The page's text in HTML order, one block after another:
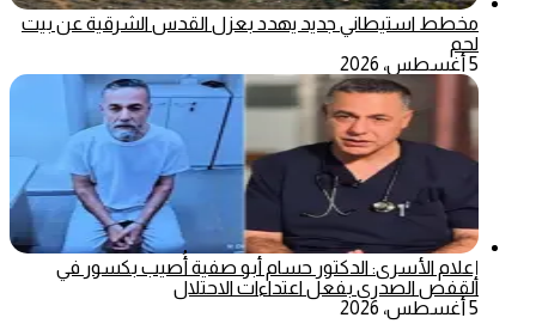
مخطط استيطاني جديد يهدد بعزل القدس الشرقية عن بيت
لحم
5 أغسطس، 2026
إعلام الأسرى: الدكتور حسام أبو صفية أُصيب بكسور في
القفص الصدري بفعل اعتداءات الاحتلال
5 أغسطس، 2026